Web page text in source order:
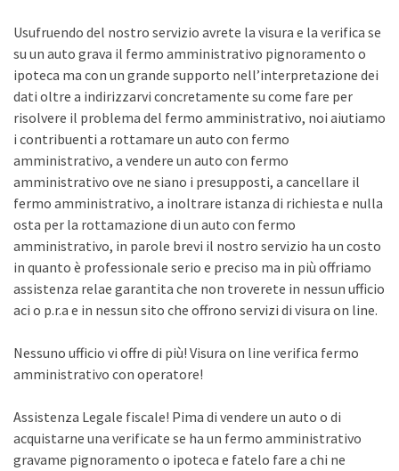
Usufruendo del nostro servizio avrete la visura e la verifica se
su un auto grava il fermo amministrativo pignoramento o
ipoteca ma con un grande supporto nell’interpretazione dei
dati oltre a indirizzarvi concretamente su come fare per
risolvere il problema del fermo amministrativo, noi aiutiamo
i contribuenti a rottamare un auto con fermo
amministrativo, a vendere un auto con fermo
amministrativo ove ne siano i presupposti, a cancellare il
fermo amministrativo, a inoltrare istanza di richiesta e nulla
osta per la rottamazione di un auto con fermo
amministrativo, in parole brevi il nostro servizio ha un costo
in quanto è professionale serio e preciso ma in più offriamo
assistenza relae garantita che non troverete in nessun ufficio
aci o p.r.a e in nessun sito che offrono servizi di visura on line.
Nessuno ufficio vi offre di più! Visura on line verifica fermo
amministrativo con operatore!
Assistenza Legale fiscale! Pima di vendere un auto o di
acquistarne una verificate se ha un fermo amministrativo
gravame pignoramento o ipoteca e fatelo fare a chi ne